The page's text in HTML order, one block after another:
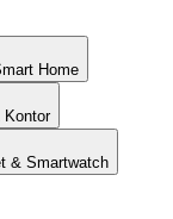
Home
Kontor
& Smartwatch